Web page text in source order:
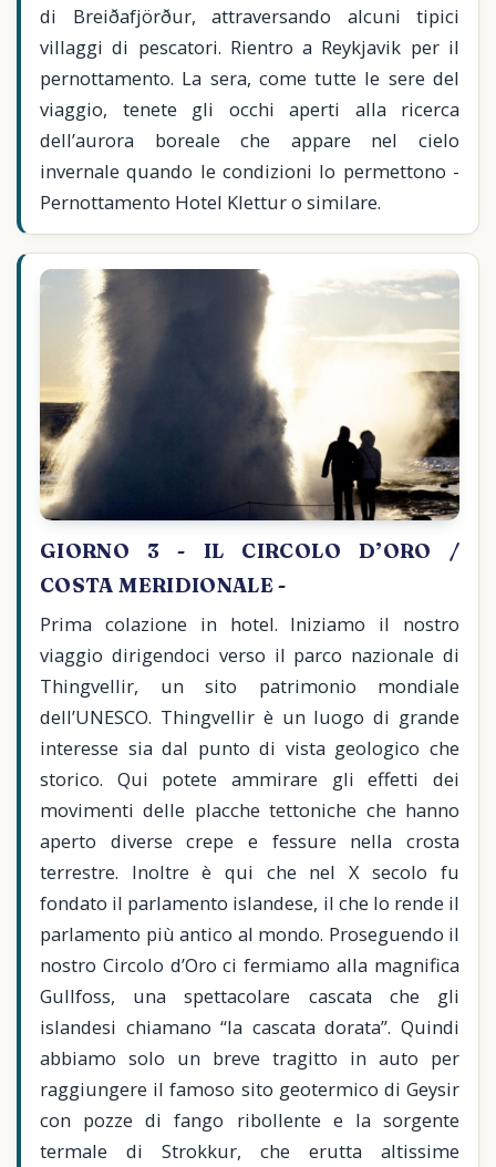
di Breiðafjörður, attraversando alcuni tipici
villaggi di pescatori. Rientro a Reykjavik per il
pernottamento. La sera, come tutte le sere del
viaggio, tenete gli occhi aperti alla ricerca
dell’aurora boreale che appare nel cielo
invernale quando le condizioni lo permettono -
Pernottamento Hotel Klettur o similare.
GIORNO 3 - IL CIRCOLO D’ORO /
COSTA MERIDIONALE -
Prima colazione in hotel. Iniziamo il nostro
viaggio dirigendoci verso il parco nazionale di
Thingvellir, un sito patrimonio mondiale
dell’UNESCO. Thingvellir è un luogo di grande
interesse sia dal punto di vista geologico che
storico. Qui potete ammirare gli effetti dei
movimenti delle placche tettoniche che hanno
aperto diverse crepe e fessure nella crosta
terrestre. Inoltre è qui che nel X secolo fu
fondato il parlamento islandese, il che lo rende il
parlamento più antico al mondo. Proseguendo il
nostro Circolo d’Oro ci fermiamo alla magnifica
Gullfoss, una spettacolare cascata che gli
islandesi chiamano “la cascata dorata”. Quindi
abbiamo solo un breve tragitto in auto per
raggiungere il famoso sito geotermico di Geysir
con pozze di fango ribollente e la sorgente
termale di Strokkur, che erutta altissime